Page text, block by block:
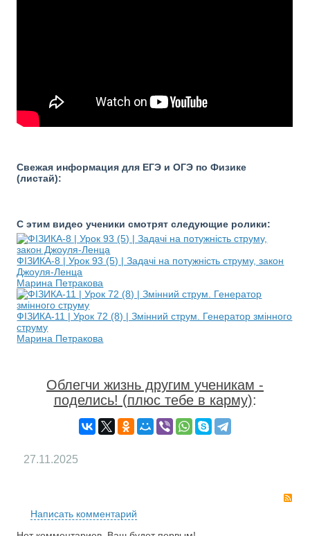
Свежая информация для ЕГЭ и ОГЭ по Физике
(листай):
С этим видео ученики смотрят следующие ролики:
ФІЗИКА-8 | Урок 93 (5) | Задачі на потужність струму, закон
Джоуля-Ленца
Марина Петракова
ФІЗИКА-11 | Урок 72 (8) | Змінний струм. Генератор змінного
струму
Марина Петракова
Облегчи жизнь другим ученикам -
поделись! (плюс тебе в карму):
27.11.2025
Написать комментарий